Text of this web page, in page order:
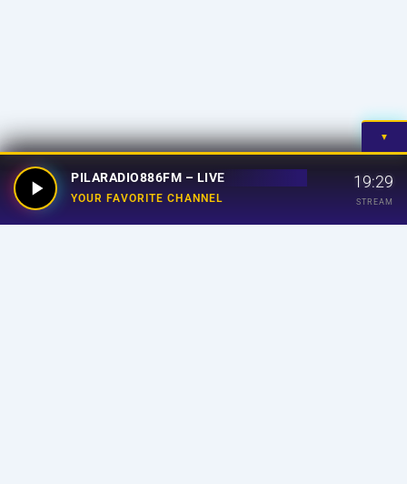
▼
PILARADIO886FM – LIVE
YOUR FAVORITE CHANNEL
19:29
STREAM